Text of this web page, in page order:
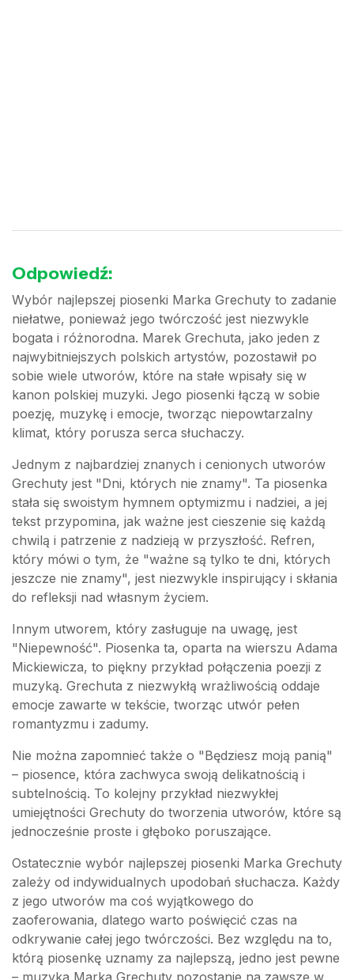
Odpowiedź:
Wybór najlepszej piosenki Marka Grechuty to zadanie
niełatwe, ponieważ jego twórczość jest niezwykle
bogata i różnorodna. Marek Grechuta, jako jeden z
najwybitniejszych polskich artystów, pozostawił po
sobie wiele utworów, które na stałe wpisały się w
kanon polskiej muzyki. Jego piosenki łączą w sobie
poezję, muzykę i emocje, tworząc niepowtarzalny
klimat, który porusza serca słuchaczy.
Jednym z najbardziej znanych i cenionych utworów
Grechuty jest "Dni, których nie znamy". Ta piosenka
stała się swoistym hymnem optymizmu i nadziei, a jej
tekst przypomina, jak ważne jest cieszenie się każdą
chwilą i patrzenie z nadzieją w przyszłość. Refren,
który mówi o tym, że "ważne są tylko te dni, których
jeszcze nie znamy", jest niezwykle inspirujący i skłania
do refleksji nad własnym życiem.
Innym utworem, który zasługuje na uwagę, jest
"Niepewność". Piosenka ta, oparta na wierszu Adama
Mickiewicza, to piękny przykład połączenia poezji z
muzyką. Grechuta z niezwykłą wrażliwością oddaje
emocje zawarte w tekście, tworząc utwór pełen
romantyzmu i zadumy.
Nie można zapomnieć także o "Będziesz moją panią"
– piosence, która zachwyca swoją delikatnością i
subtelnością. To kolejny przykład niezwykłej
umiejętności Grechuty do tworzenia utworów, które są
jednocześnie proste i głęboko poruszające.
Ostatecznie wybór najlepszej piosenki Marka Grechuty
zależy od indywidualnych upodobań słuchacza. Każdy
z jego utworów ma coś wyjątkowego do
zaoferowania, dlatego warto poświęcić czas na
odkrywanie całej jego twórczości. Bez względu na to,
którą piosenkę uznamy za najlepszą, jedno jest pewne